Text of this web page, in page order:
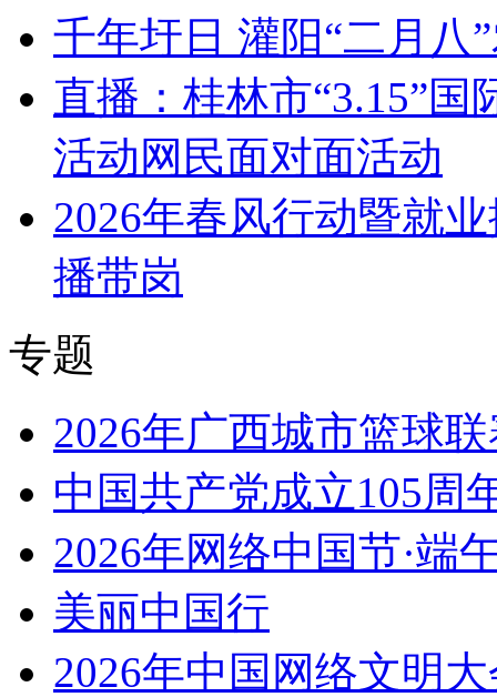
千年圩日 灌阳“二月八
直播：桂林市“3.15”
活动网民面对面活动
2026年春风行动暨就
播带岗
专题
2026年广西城市篮球
中国共产党成立105周
2026年网络中国节·端
美丽中国行
2026年中国网络文明